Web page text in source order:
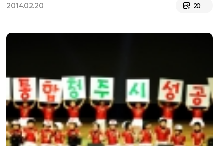
2014.02.20 20